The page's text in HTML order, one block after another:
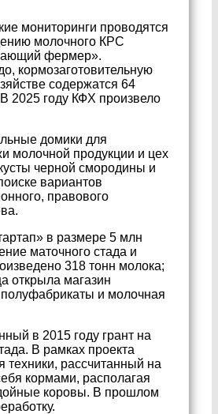
мониторинги проводятся
молочного КРС
фермер».
кормозаготовительную
содержатся 64
В 2025 году КФХ произвело
домики для
молочной продукции и цех
черной смородины и
вариантов
правового
в размере 5 млн
маточного стада и
318 тонн молока;
открыла магазин
и молочная
в 2015 году грант на
В рамках проекта
техники, рассчитанный на
кормами, располагая
дойные коровы. В прошлом